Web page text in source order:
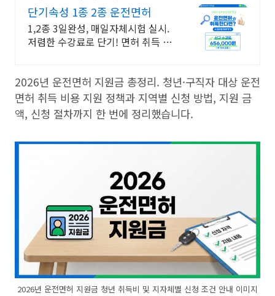
단기속성 1종 2종 운전면허
1,2종 3일완성, 매일자체시험 실시.
저렴한 수강료로 단기! 면허 취득 가
2026년 운전면허 지원금 총정리. 청년·구직자 대상 운전
면허 취득 비용 지원 정책과 지역별 신청 방법, 지원 금
액, 신청 절차까지 한 번에 정리했습니다.
2026년 운전면허 지원금 청년 취득비 및 지자체별 신청 조건 안내 이미지